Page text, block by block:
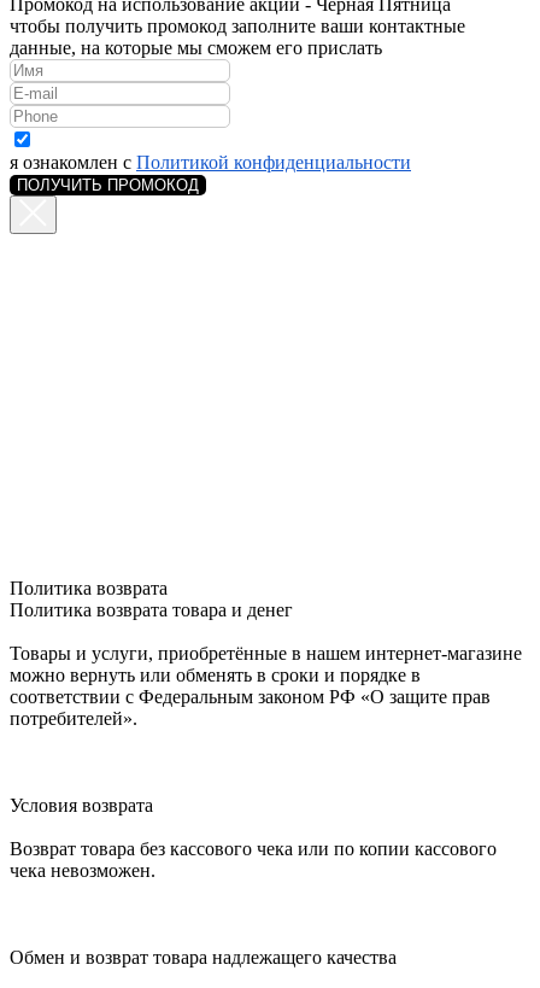
чтобы получить промокод заполните ваши контактные
данные, на которые мы сможем его прислать
я ознакомлен с Политикой конфиденциальности
ПОЛУЧИТЬ ПРОМОКОД
Политика возврата
Политика возврата товара и денег
Товары и услуги, приобретённые в нашем интернет-магазине
можно вернуть или обменять в сроки и порядке в
соответствии с Федеральным законом РФ «О защите прав
потребителей».
Условия возврата
Возврат товара без кассового чека или по копии кассового
чека невозможен.
Обмен и возврат товара надлежащего качества